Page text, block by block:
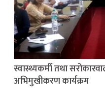
स्वास्थ्यकर्मी तथा
अभिमुखीकरण कार्यक्रम